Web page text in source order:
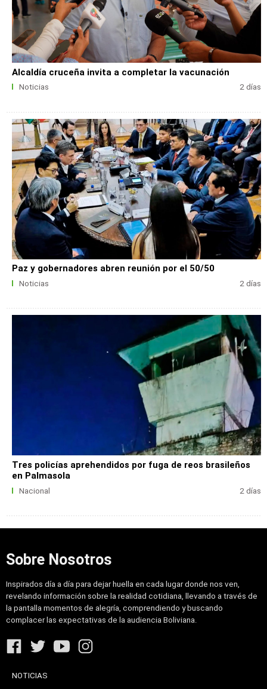
Alcaldía cruceña invita a completar la vacunación
Noticias 2 días
Paz y gobernadores abren reunión por el 50/50
Noticias 2 días
Tres policías aprehendidos por fuga de reos brasileños
en Palmasola
Nacional 2 días
Sobre Nosotros
Inspirados día a día para dejar huella en cada lugar donde nos ven,
revelando información sobre la realidad cotidiana, llevando a través de
la pantalla momentos de alegría, comprendiendo y buscando
complacer las expectativas de la audiencia Boliviana.
NOTICIAS